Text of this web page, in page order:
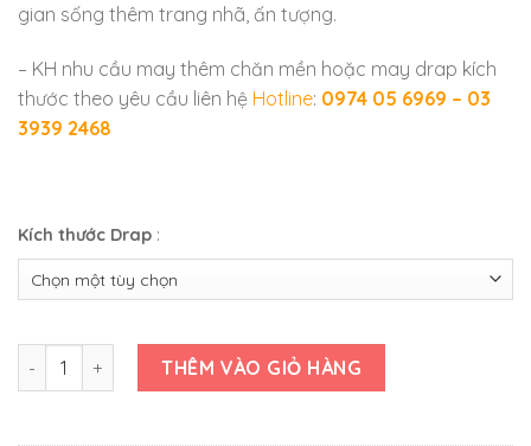
gian sống thêm trang nhã, ấn tượng.
– KH nhu cầu may thêm chăn mền hoặc may drap kích
thước theo yêu cầu liên hệ Hotline: 0974 05 6969 – 03
3939 2468
Kích thước Drap :
BỘ GA LỤA TENCEL CAO CẤP MARKCROSS MÀU THIÊN
THÊM VÀO GIỎ HÀNG